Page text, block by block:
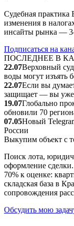
Судебная практика
изменения в
инсайты рынка —
Подписаться на
ПОСЛЕДНЕЕ В
22.07Верховный
воды могут изъять
22.07Если вы
защищает — вы уже
19.07Глобально
обновили 70
07.05Новый
России
Выкупим объект с
Поиск лота,
оформление
70% к оценке:
складская база в
сопровождения
Обсудить мою